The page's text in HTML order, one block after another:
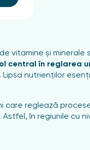
vitamine și minerale
central în reglarea
Lipsa nutrienților
care reglează
în regiunile cu